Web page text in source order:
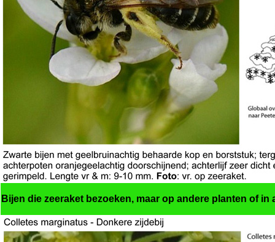
Bijen die zeeraket bezoeken, maar op andere planten of